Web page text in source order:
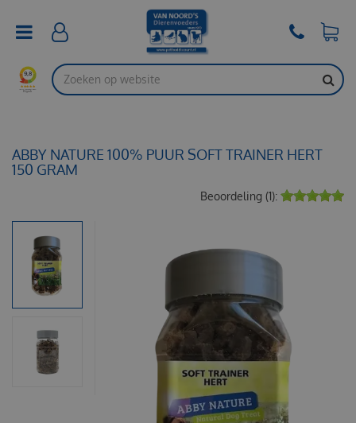
ABBY NATURE 100% PUUR SOFT TRAINER HERT
150 GRAM
Beoordeling (1):